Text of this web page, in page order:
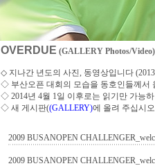
OVERDUE (GALLERY Photos/Video)
◇ 지나간 년도의 사진, 동영상입니다
◇ 부산오픈 대회의 모습을 동호인들께서
◇ 2014년 4월 1일 이후로는 읽기만 가능
◇ 새 게시판((GALLERY)에 올려 주십시오
2009 BUSANOPEN
2009 BUSANOPEN